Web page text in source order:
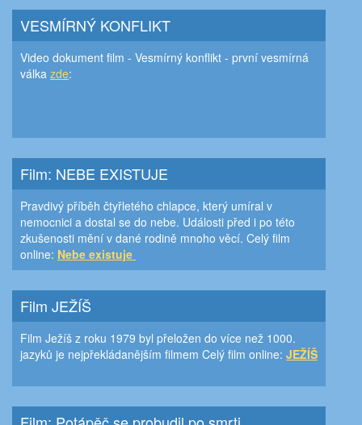
VESMÍRNÝ KONFLIKT
Video dokument film - Vesmírný konflikt - první vesmírná
válka zde:
Film: NEBE EXISTUJE
Pravdivý příběh čtyřletého chlapce, který umíral v
nemocnici a dostal se do nebe. Události před i po této
zkušenosti mění v dané rodině mnoho věcí. Celý film
online: Nebe existuje
Film JEŽÍŠ
Film Ježíš z roku 1979 byl přeložen do více než 1000.
jazyků je nejpřekládanějším filmem Celý film online: JEŽÍŠ